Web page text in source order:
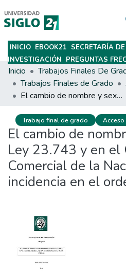
Subir
INICIO EBOOK21 SECRETARÍA DE
INVESTIGACIÓN PREGUNTAS
Inicio
Trabajos Finales de Grado
El cambio de nombre y sexo en la Ley 23.743 y en el Código Civil y Comercial de la Nación, su incidencia en el orden público
Trabajo final de grado
El cambio de
Ley 23.743 y en el
Comercial de la
incidencia en el